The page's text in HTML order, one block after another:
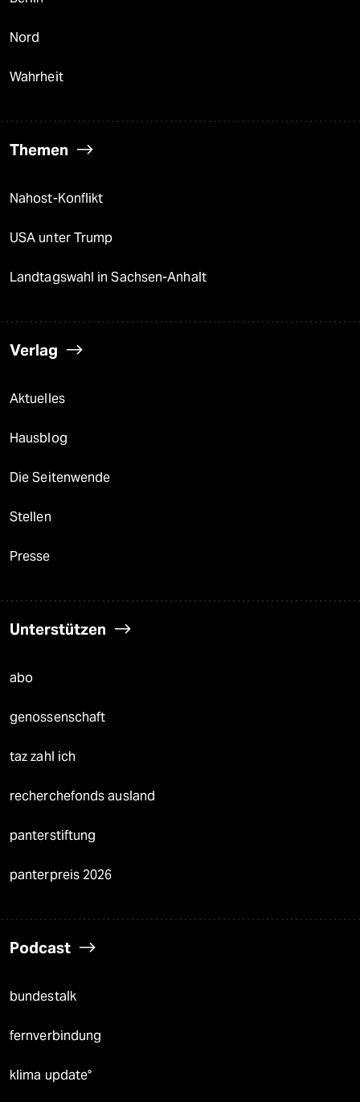
Nord
Wahrheit
Themen
Nahost-Konflikt
USA unter Trump
Landtagswahl in Sachsen-Anhalt
Verlag
Aktuelles
Hausblog
Die Seitenwende
Stellen
Presse
Unterstützen
abo
genossenschaft
taz zahl ich
recherchefonds ausland
panterstiftung
panterpreis 2026
Podcast
bundestalk
fernverbindung
klima update°